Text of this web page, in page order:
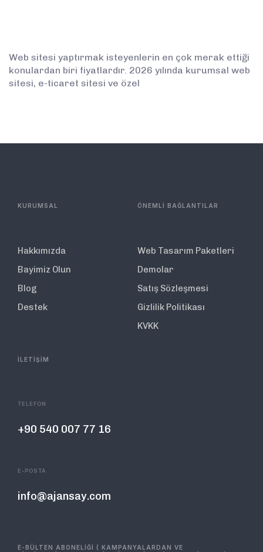
Web sitesi yaptırmak isteyenlerin en çok merak ettiği
konulardan biri fiyatlardır. 2026 yılında kurumsal web
sitesi, e-ticaret sitesi ve özel
KURUMSAL
Hakkımızda
Bayimiz Olun
Blog
Destek
ÖNEMLİ BAĞLANTILAR
Web Tasarım Paketleri
Demolar
Satış Sözleşmesi
Gizlilik Politikası
KVKK
İLETİŞİM
TELEFON
+90 540 007 77 16
E-POSTA
info@ajansay.com
E-BÜLTEN ABONELİĞİ ( KAMPANYALARDAN VE